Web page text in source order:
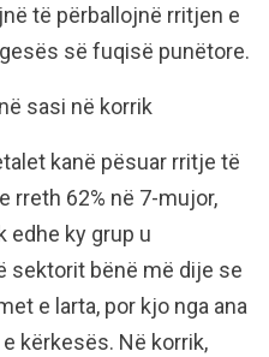
të përballojnë rritjen e
së fuqisë punëtore.
sasi në korrik
kanë pësuar rritje të
rreth 62% në 7-mujor,
edhe ky grup u
sektorit bënë më dije se
e larta, por kjo nga ana
kërkesës. Në korrik,